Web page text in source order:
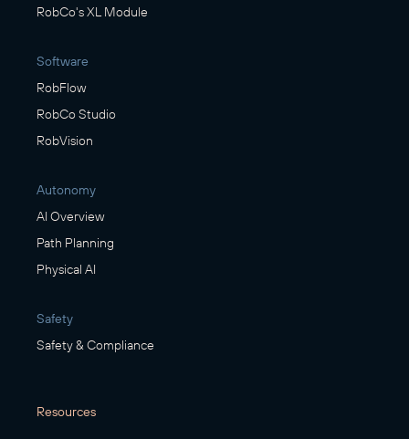
RobCo's XL Module
Software
RobFlow
RobCo Studio
RobVision
Autonomy
AI Overview
Path Planning
Physical AI
Safety
Safety & Compliance
Resources